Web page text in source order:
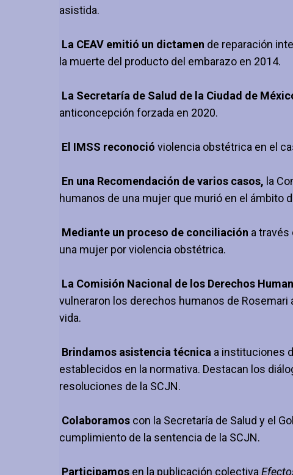
asistida.
La CEAV emitió un dictamen de reparación
la muerte del producto del embarazo en 2014.
La Secretaría de Salud de la Ciudad de
anticoncepción forzada en 2020.
El IMSS reconoció violencia obstétrica en el
En una Recomendación de varios casos, la
humanos de una mujer que murió en el ámbito
Mediante un proceso de conciliación a través
una mujer por violencia obstétrica.
La Comisión Nacional de los Derechos
vulneraron los derechos humanos de
vida.
Brindamos asistencia técnica a instituciones
establecidos en la normativa. Destacan los
resoluciones de la SCJN.
Colaboramos con la Secretaría de Salud y el
cumplimiento de la sentencia de la SCJN.
Participamos en la publicación colectiva